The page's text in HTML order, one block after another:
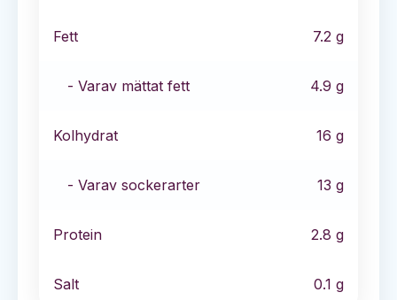
Fett 7.2 g
- Varav mättat fett 4.9 g
Kolhydrat 16 g
- Varav sockerarter 13 g
Protein 2.8 g
Salt 0.1 g